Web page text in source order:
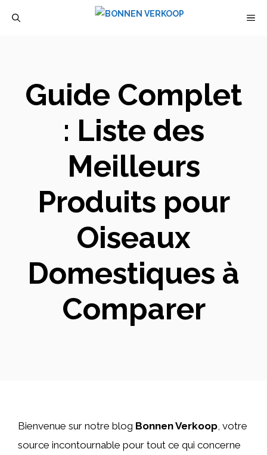
Guide Complet
: Liste des
Meilleurs
Produits pour
Oiseaux
Domestiques à
Comparer
Bienvenue sur notre blog Bonnen Verkoop, votre
source incontournable pour tout ce qui concerne